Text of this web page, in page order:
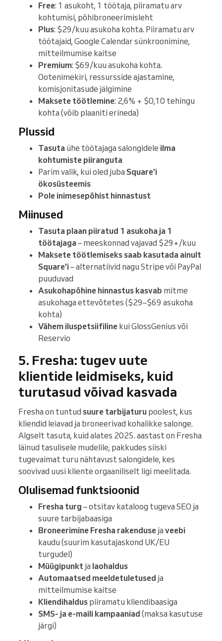
Free: 1 asukoht, 1 töötaja, piiramatu arv
kohtumisi, põhibroneerimisleht
Plus: $29/kuu asukoha kohta. Piiramatu arv
töötajaid, Google Calendar sünkroonimine,
mitteilmumise kaitse
Premium: $69/kuu asukoha kohta.
Ootenimekiri, ressursside ajastamine,
komisjonitasude jälgimine
Maksete töötlemine: 2,6% + $0,10 tehingu
kohta (võib plaaniti erineda)
Plussid
Tasuta ühe töötajaga salongidele ilma
kohtumiste piiranguta
Parim valik, kui oled juba Square'i
ökosüsteemis
Pole inimesepõhist hinnastust
Miinused
Tasuta plaan piiratud 1 asukoha ja 1
töötajaga– meeskonnad vajavad $29+/kuu
Maksete töötlemiseks saab kasutada ainult
Square'i– alternatiivid nagu Stripe või PayPal
puuduvad
Asukohapõhine hinnastus kasvab mitme
asukohaga ettevõtetes ($29–$69 asukoha
kohta)
Vähem iluspetsiifiline kui GlossGenius või
Reservio
5. Fresha: tugev uute
klientide leidmiseks, kuid
turutasud võivad kasvada
Fresha on tuntud suure tarbijaturu poolest, kus
kliendid leiavad ja broneerivad kohalikke salonge.
Algselt tasuta, kuid alates 2025. aastast on Fresha
läinud tasulisele mudelile, pakkudes siiski
tugevaimat turu nähtavust salongidele, kes
soovivad uusi kliente orgaaniliselt ligi meelitada.
Olulisemad funktsioonid
Fresha turg – otsitav kataloog tugeva SEO ja
suure tarbijabaasiga
Broneerimine Fresha rakenduse ja veebi
kaudu (suurim kasutajaskond UK/EU
turgudel)
Müügipunkt ja laohaldus
Automaatsed meeldetuletused ja
mitteilmumise kaitse
Kliendihaldus piiramatu kliendibaasiga
SMS- ja e-maili kampaaniad (maksa kasutuse
järgi)